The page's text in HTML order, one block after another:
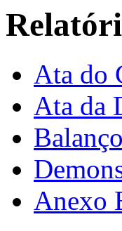
Ata do
Ata da
Balanço
Anexo